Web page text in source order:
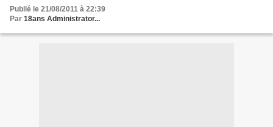
Publié le 21/08/2011 à 22:39
Par 18ans Administrator...